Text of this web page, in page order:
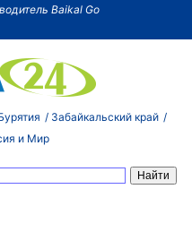
Baikal Go
Забайкальский край
и Мир